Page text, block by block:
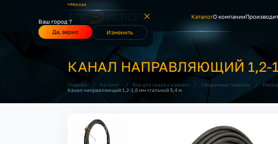
Москва
Ваш город ?
Да, верно
Изменить
КаталогО компании
КАНАЛ НАПРАВЛЯЮЩИЙ 1,2-
Главная / Каталог / Все для сварки и резки / Сварочные горелки /
Канал направляющий 1,2-1,6 мм стальной 5,4 м